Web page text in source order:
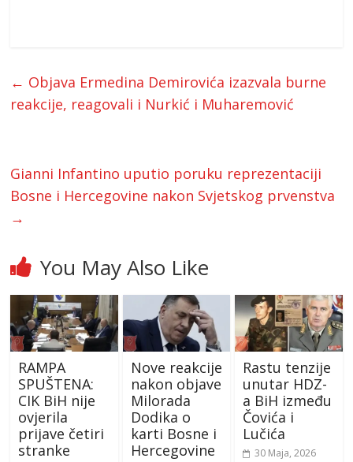
← Objava Ermedina Demirovića izazvala burne
reakcije, reagovali i Nurkić i Muharemović
Gianni Infantino uputio poruku reprezentaciji
Bosne i Hercegovine nakon Svjetskog prvenstva
→
You May Also Like
RAMPA
SPUŠTENA:
CIK BiH nije
ovjerila
prijave četiri
stranke
Nove reakcije
nakon objave
Milorada
Dodika o
karti Bosne i
Hercegovine
Rastu tenzije
unutar HDZ-
a BiH između
Čovića i
Lučića
30 Maja, 2026